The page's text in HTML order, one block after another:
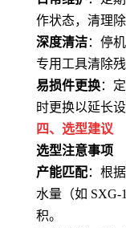
作状态，清理
深度清洁：停
专用工具清除
易损件更换：
时更换以延长
四、选型建议
选型注意事项
产能匹配：根
水量（如 SXG-
积。